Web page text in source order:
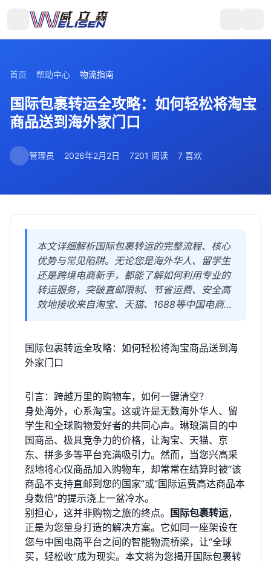
首页 帮助中心 物流指南
国际包裹转运全攻略：如何轻松将淘宝
商品送到海外家门口
管理员 2026年2月2日 7201 阅读 7 喜欢
本文详细解析国际包裹转运的完整流程、核心
优势与常见陷阱。无论您是海外华人、留学生
还是跨境电商新手，都能了解如何利用专业的
转运服务，突破直邮限制、节省运费、安全高
效地接收来自淘宝、天猫、1688等中国电商平
国际包裹转运全攻略：如何轻松将淘宝商品送到海
外家门口
引言：跨越万里的购物车，如何一键清空？
身处海外，心系淘宝。这或许是无数海外华人、留
学生和全球购物爱好者的共同心声。琳琅满目的中
国商品、极具竞争力的价格，让淘宝、天猫、京
东、拼多多等平台充满吸引力。然而，当您兴高采
烈地将心仪商品加入购物车，却常常在结算时被“该
商品不支持直邮到您的国家”或“国际运费高达商品本
身数倍”的提示浇上一盆冷水。
别担心，这并非购物之旅的终点。
国际包裹转运，
正是为您量身打造的解决方案。它如同一座架设在
您与中国电商平台之间的智能物流桥梁，让“全球
买，轻松收”成为现实。本文将为您揭开国际包裹转